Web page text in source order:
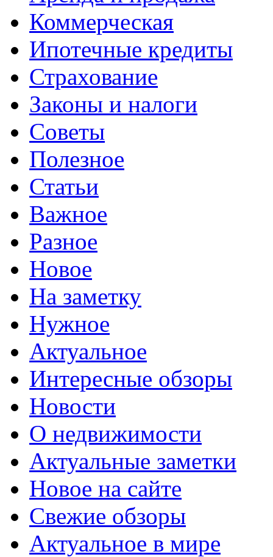
Коммерческая
Ипотечные кредиты
Страхование
Законы и налоги
Советы
Полезное
Статьи
Важное
Разное
Новое
На заметку
Нужное
Актуальное
Интересные обзоры
Новости
О недвижимости
Актуальные заметки
Новое на сайте
Свежие обзоры
Актуальное в мире